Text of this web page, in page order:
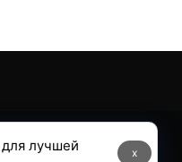
x
лучшей